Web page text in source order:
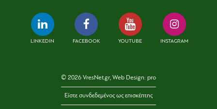
LINKEDIN FACEBOOK YOUTUBE INSTAGRAM
© 2026 VresNet.gr, Web Design: pro
Είστε συνδεδεμένος ως επισκέπτης